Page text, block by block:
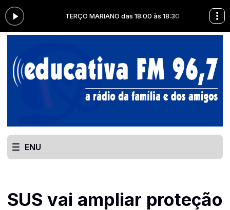
TERÇO MARIANO das 18:00 às 18:30
ENU
SUS vai ampliar proteção